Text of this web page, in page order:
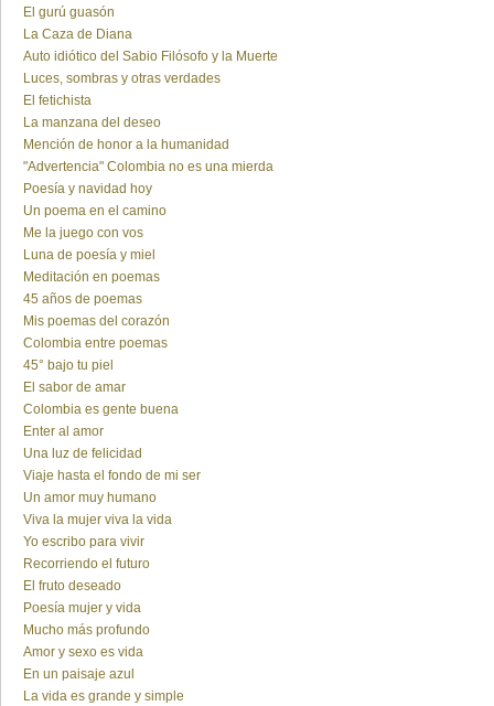
El gurú guasón
La Caza de Diana
Auto idiótico del Sabio Filósofo y la Muerte
Luces, sombras y otras verdades
El fetichista
La manzana del deseo
Mención de honor a la humanidad
"Advertencia" Colombia no es una mierda
Poesía y navidad hoy
Un poema en el camino
Me la juego con vos
Luna de poesía y miel
Meditación en poemas
45 años de poemas
Mis poemas del corazón
Colombia entre poemas
45° bajo tu piel
El sabor de amar
Colombia es gente buena
Enter al amor
Una luz de felicidad
Viaje hasta el fondo de mi ser
Un amor muy humano
Viva la mujer viva la vida
Yo escribo para vivir
Recorriendo el futuro
El fruto deseado
Poesía mujer y vida
Mucho más profundo
Amor y sexo es vida
En un paisaje azul
La vida es grande y simple